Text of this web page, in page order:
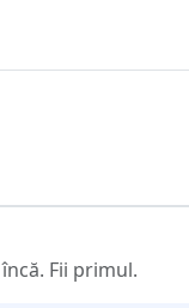
Fii primul.